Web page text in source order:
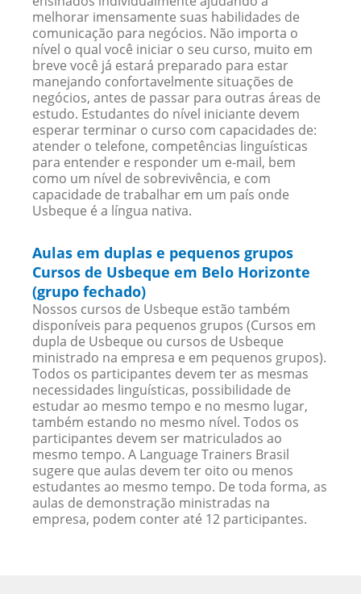
melhorar imensamente suas habilidades de
comunicação para negócios. Não importa o
nível o qual você iniciar o seu curso, muito em
breve você já estará preparado para estar
manejando confortavelmente situações de
negócios, antes de passar para outras áreas de
estudo. Estudantes do nível iniciante devem
esperar terminar o curso com capacidades de:
atender o telefone, competências linguísticas
para entender e responder um e-mail, bem
como um nível de sobrevivência, e com
capacidade de trabalhar em um país onde
Usbeque é a língua nativa.
Aulas em duplas e pequenos grupos
Cursos de Usbeque em Belo Horizonte
(grupo fechado)
Nossos cursos de Usbeque estão também
disponíveis para pequenos grupos (Cursos em
dupla de Usbeque ou cursos de Usbeque
ministrado na empresa e em pequenos grupos).
Todos os participantes devem ter as mesmas
necessidades linguísticas, possibilidade de
estudar ao mesmo tempo e no mesmo lugar,
também estando no mesmo nível. Todos os
participantes devem ser matriculados ao
mesmo tempo. A Language Trainers Brasil
sugere que aulas devem ter oito ou menos
estudantes ao mesmo tempo. De toda forma, as
aulas de demonstração ministradas na
empresa, podem conter até 12 participantes.